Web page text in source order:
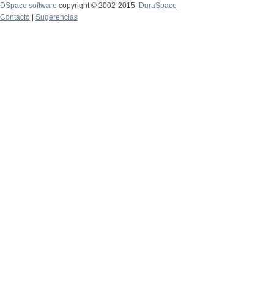
DSpace software copyright © 2002-2015
DuraSpace
Contacto
Sugerencias